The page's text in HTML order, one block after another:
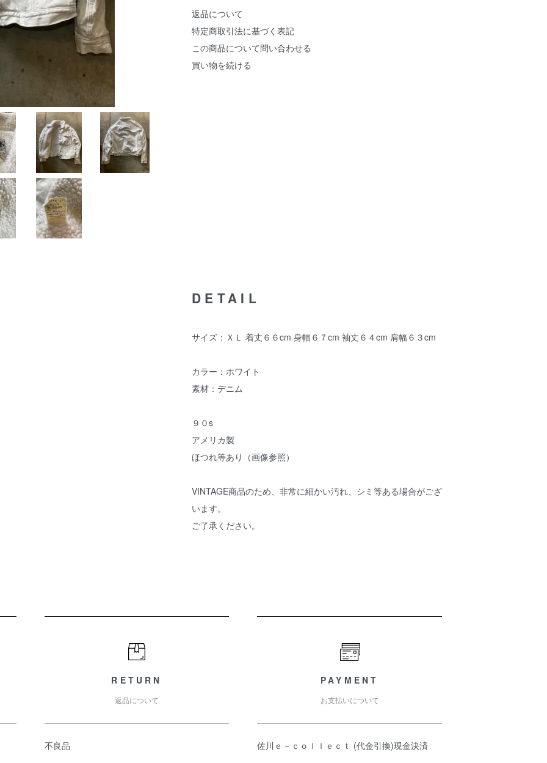
返品について
特定商取引法に基づく表記
この商品について問い合わせる
買い物を続ける
DETAIL
サイズ：ＸＬ 着丈６６cm 身幅６７cm 袖丈６４cm 肩幅６３cm
カラー：ホワイト
素材：デニム
９０s
アメリカ製
ほつれ等あり（画像参照）
VINTAGE商品のため、非常に細かい汚れ、シミ等ある場合がござ
います。
ご了承ください。
RETURN
返品について
不良品
PAYMENT
お支払いについて
佐川ｅ－ｃｏｌｌｅｃｔ (代金引換)現金決済